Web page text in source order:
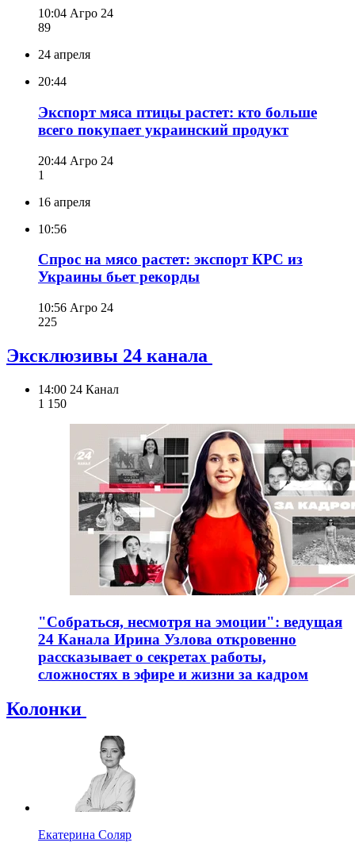
10:04 Агро 24
89
24 апреля
20:44
Экспорт мяса птицы растет: кто больше
всего покупает украинский продукт
20:44 Агро 24
1
16 апреля
10:56
Спрос на мясо растет: экспорт КРС из
Украины бьет рекорды
10:56 Агро 24
225
Эксклюзивы 24 канала
14:00 24 Канал
1 150
"Собраться, несмотря на эмоции": ведущая
24 Канала Ирина Узлова откровенно
рассказывает о секретах работы,
сложностях в эфире и жизни за кадром
Колонки
Екатерина Соляр